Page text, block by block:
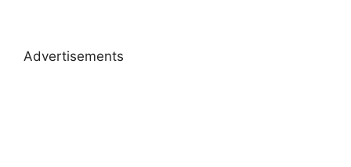
Advertisements